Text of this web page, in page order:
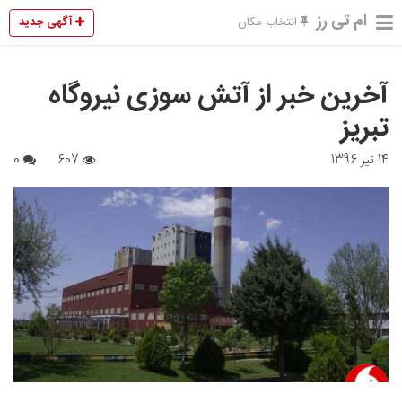
ام تی رز انتخاب مکان آگهی جدید
آخرین خبر از آتش سوزی نیروگاه
تبریز
14 تیر 1396